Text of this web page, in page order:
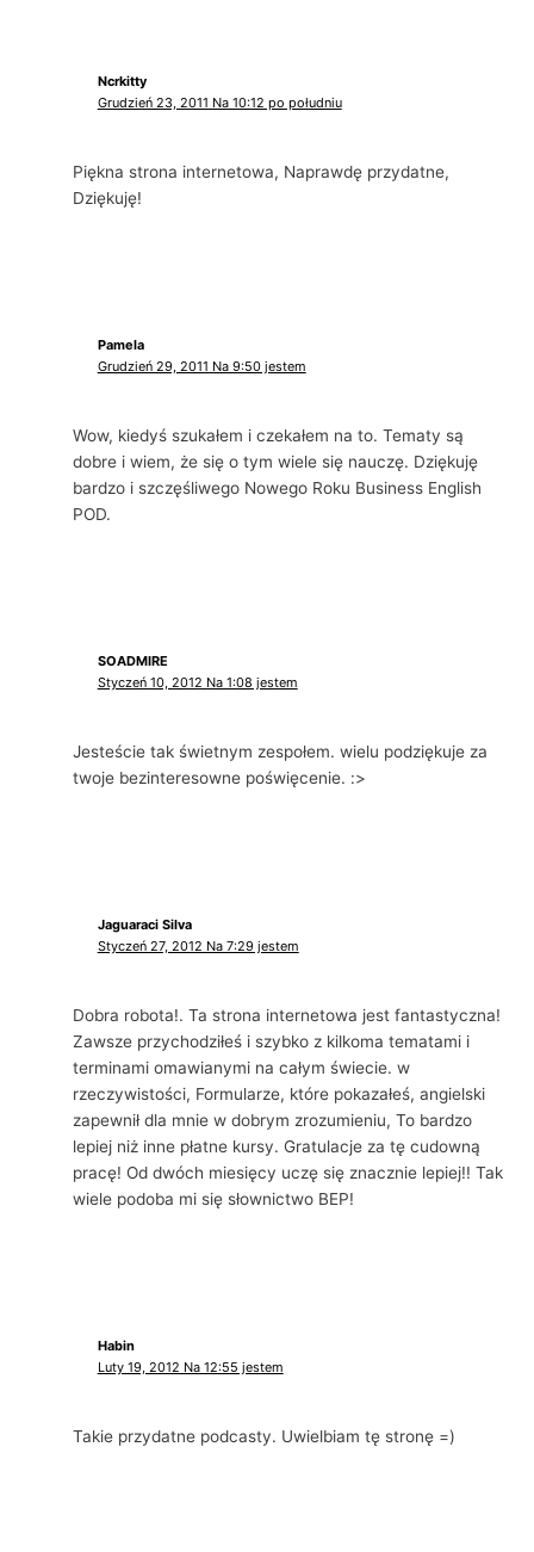
Ncrkitty
Grudzień 23, 2011 Na 10:12 po południu
Piękna strona internetowa, Naprawdę przydatne,
Dziękuję!
Pamela
Grudzień 29, 2011 Na 9:50 jestem
Wow, kiedyś szukałem i czekałem na to. Tematy są
dobre i wiem, że się o tym wiele się nauczę. Dziękuję
bardzo i szczęśliwego Nowego Roku Business English
POD.
SOADMIRE
Styczeń 10, 2012 Na 1:08 jestem
Jesteście tak świetnym zespołem. wielu podziękuje za
twoje bezinteresowne poświęcenie. :>
Jaguaraci Silva
Styczeń 27, 2012 Na 7:29 jestem
Dobra robota!. Ta strona internetowa jest fantastyczna!
Zawsze przychodziłeś i szybko z kilkoma tematami i
terminami omawianymi na całym świecie. w
rzeczywistości, Formularze, które pokazałeś, angielski
zapewnił dla mnie w dobrym zrozumieniu, To bardzo
lepiej niż inne płatne kursy. Gratulacje za tę cudowną
pracę! Od dwóch miesięcy uczę się znacznie lepiej!! Tak
wiele podoba mi się słownictwo BEP!
Habin
Luty 19, 2012 Na 12:55 jestem
Takie przydatne podcasty. Uwielbiam tę stronę =)